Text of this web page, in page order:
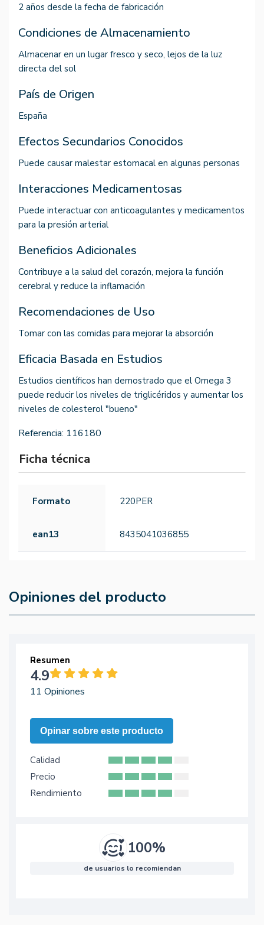
2 años desde la fecha de fabricación
Condiciones de Almacenamiento
Almacenar en un lugar fresco y seco, lejos de la luz
directa del sol
País de Origen
España
Efectos Secundarios Conocidos
Puede causar malestar estomacal en algunas personas
Interacciones Medicamentosas
Puede interactuar con anticoagulantes y medicamentos
para la presión arterial
Beneficios Adicionales
Contribuye a la salud del corazón, mejora la función
cerebral y reduce la inflamación
Recomendaciones de Uso
Tomar con las comidas para mejorar la absorción
Eficacia Basada en Estudios
Estudios científicos han demostrado que el Omega 3
puede reducir los niveles de triglicéridos y aumentar los
niveles de colesterol "bueno"
Referencia: 116180
Ficha técnica
Formato 220PER
ean13 8435041036855
Opiniones del producto
Resumen
4.9
11 Opiniones
Opinar sobre este producto
Calidad
Precio
Rendimiento
100%
de usuarios lo recomiendan